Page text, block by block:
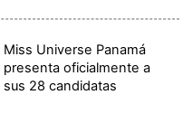
Miss Universe Panamá
presenta oficialmente a
sus 28 candidatas